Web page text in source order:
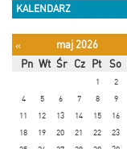
KALENDARZ
« maj 2026
Pn Wt Śr Cz Pt So
1 2
4
5 6 7 8 9
11
12 13 14 15 16
18
19 20 21 22 23